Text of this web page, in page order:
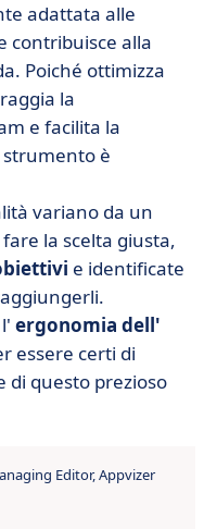
adattata alle
contribuisce alla
Poiché ottimizza
la
e facilita la
è
variano da un
la scelta giusta,
e identificate
ergonomia dell'
essere certi di
di questo prezioso
Editor, Appvizer